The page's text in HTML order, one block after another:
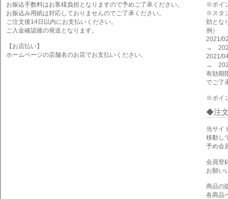
お振込手数料はお客様負担となりますので予めご了承ください。
お振込み用紙は対応しておりませんのでご了承ください。
ご注文後14日以内にお支払いください。
ご入金確認後の発送となります。
【お店払い】
ホームページの店舗名のお店でお支払いください。
※ポイ
※スタ
効とな
例）
2021/
→
2021/
→
有効期
でご了
※ポイ
注
当サイ
移動し
予め会
会員登
お願い
商品の
各商品